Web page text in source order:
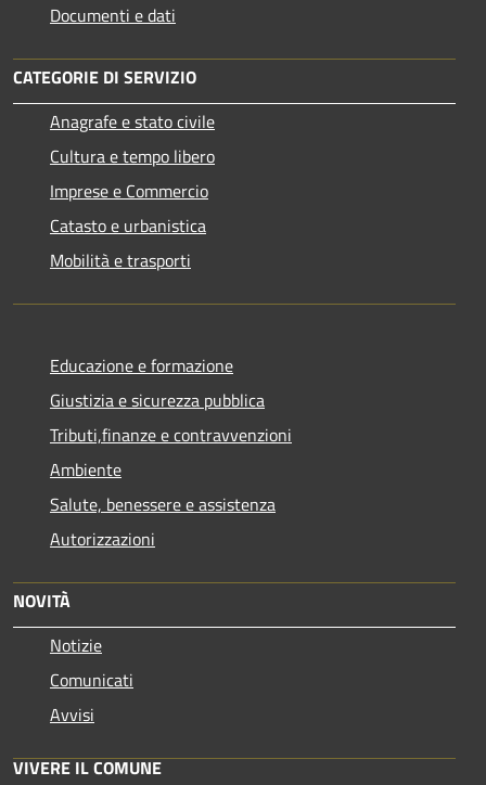
Documenti e dati
CATEGORIE DI SERVIZIO
Anagrafe e stato civile
Cultura e tempo libero
Imprese e Commercio
Catasto e urbanistica
Mobilità e trasporti
Educazione e formazione
Giustizia e sicurezza pubblica
Tributi,finanze e contravvenzioni
Ambiente
Salute, benessere e assistenza
Autorizzazioni
NOVITÀ
Notizie
Comunicati
Avvisi
VIVERE IL COMUNE